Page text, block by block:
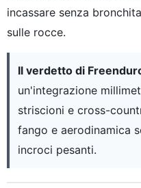
incassare senza
sulle rocce.
Il verdetto di
un'integrazione
striscioni e cross-
fango e aerodinamica
incroci pesanti.